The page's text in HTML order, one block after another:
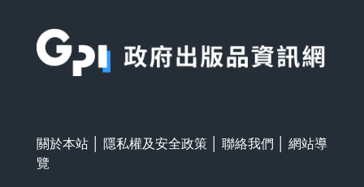
關於本站 隱私權及安全政策 聯絡我們
網站導
覽